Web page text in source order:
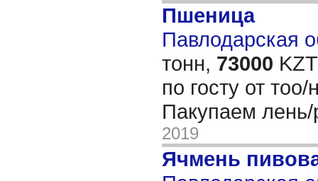
Пшеница
Павлодарская
тонн, 73000
по госту от
Пакупаем
2019
Ячмень